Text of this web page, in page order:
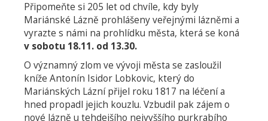
Připomeňte si 205 let od chvíle, kdy byly
Mariánské Lázně prohlášeny veřejnými lázněmi a
vyrazte s námi na prohlídku města, která se koná
v sobotu 18.11. od 13.30.
O významný zlom ve vývoji města se zasloužil
kníže Antonín Isidor Lobkovic, který do
Mariánských Lázní přijel roku 1817 na léčení a
hned propadl jejich kouzlu. Vzbudil pak zájem o
nové lázně u tehdejšího nejvyššího purkrabího